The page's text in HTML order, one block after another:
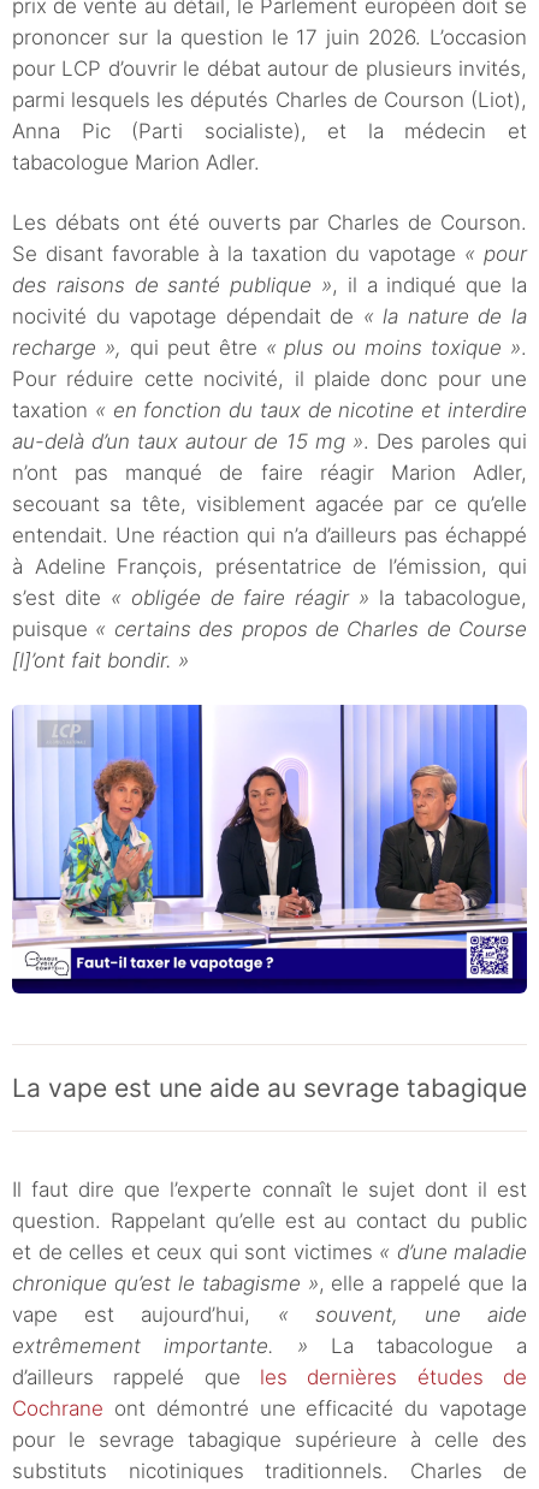
prix de vente au détail, le Parlement européen doit se
prononcer sur la question le 17 juin 2026. L’occasion
pour LCP d’ouvrir le débat autour de plusieurs invités,
parmi lesquels les députés Charles de Courson (Liot),
Anna Pic (Parti socialiste), et la médecin et
tabacologue Marion Adler.
Les débats ont été ouverts par Charles de Courson.
Se disant favorable à la taxation du vapotage « pour
des raisons de santé publique », il a indiqué que la
nocivité du vapotage dépendait de « la nature de la
recharge », qui peut être « plus ou moins toxique ».
Pour réduire cette nocivité, il plaide donc pour une
taxation « en fonction du taux de nicotine et interdire
au-delà d’un taux autour de 15 mg ». Des paroles qui
n’ont pas manqué de faire réagir Marion Adler,
secouant sa tête, visiblement agacée par ce qu’elle
entendait. Une réaction qui n’a d’ailleurs pas échappé
à Adeline François, présentatrice de l’émission, qui
s’est dite « obligée de faire réagir » la tabacologue,
puisque « certains des propos de Charles de Course
[l]’ont fait bondir. »
La vape est une aide au sevrage tabagique
Il faut dire que l’experte connaît le sujet dont il est
question. Rappelant qu’elle est au contact du public
et de celles et ceux qui sont victimes « d’une maladie
chronique qu’est le tabagisme », elle a rappelé que la
vape est aujourd’hui, « souvent, une aide
extrêmement importante. » La tabacologue a
d’ailleurs rappelé que les dernières études de
Cochrane ont démontré une efficacité du vapotage
pour le sevrage tabagique supérieure à celle des
substituts nicotiniques traditionnels. Charles de